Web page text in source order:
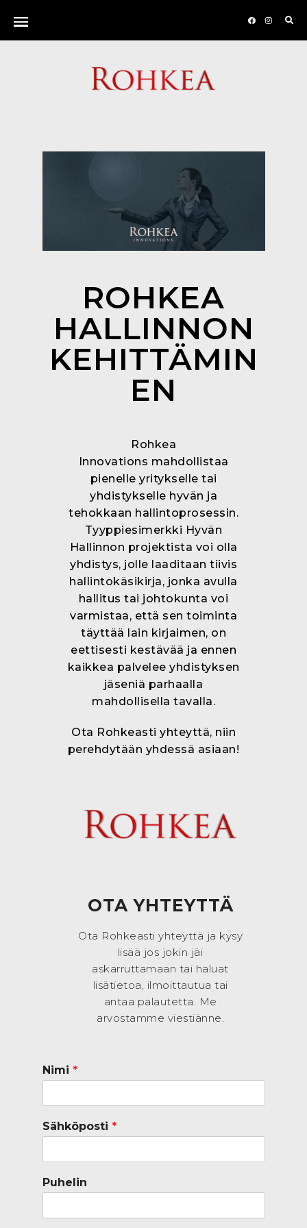
ROHKEA
HALLINNON
KEHITTÄMIN
EN
Rohkea
Innovations mahdollistaa
pienelle yritykselle tai
yhdistykselle hyvän ja
tehokkaan hallintoprosessin.
Tyyppiesimerkki Hyvän
Hallinnon projektista voi olla
yhdistys, jolle laaditaan tiivis
hallintokäsikirja, jonka avulla
hallitus tai johtokunta voi
varmistaa, että sen toiminta
täyttää lain kirjaimen, on
eettisesti kestävää ja ennen
kaikkea palvelee yhdistyksen
jäseniä parhaalla
mahdollisella tavalla.
Ota Rohkeasti yhteyttä, niin
perehdytään yhdessä asiaan!
OTA YHTEYTTÄ
Ota Rohkeasti yhteyttä ja kysy
lisää jos jokin jäi
askarruttamaan tai haluat
lisätietoa, ilmoittautua tai
antaa palautetta. Me
arvostamme viestiänne.
Nimi *
Sähköposti *
Puhelin